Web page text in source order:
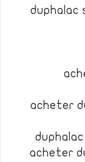
duphalac
acheter
acheter